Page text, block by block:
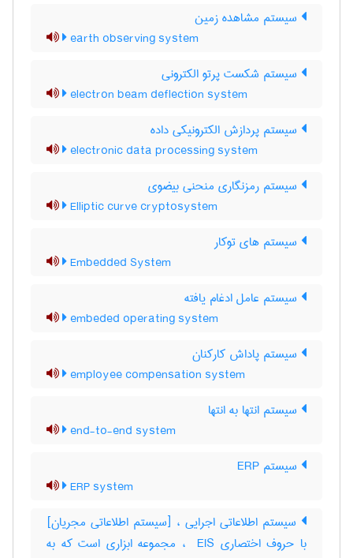
سیستم مشاهده زمین
earth observing system
سیستم شکست پرتو الکترونی
electron beam deflection system
سیستم پردازش الکترونیکی داده
electronic data processing system
سیستم رمزنگاری منحنی بیضوی
Elliptic curve cryptosystem
سیستم های توکار
Embedded System
سیستم عامل ادغام یافته
embeded operating system
سیستم پاداش کارکنان
employee compensation system
سیستم انتها به انتها
end-to-end system
سیستم ERP
ERP system
سیستم اطلاعاتی اجرایی ، [سیستم اطلاعاتی مجریان]
با حروف اختصاری ‎ EIS ، مجموعه ابزاری است که به